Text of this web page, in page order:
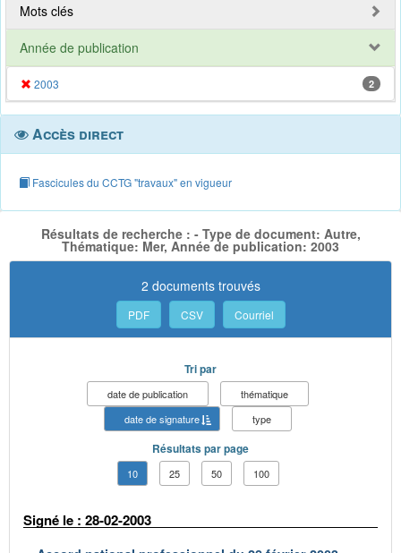
Mots clés
Année de publication
2003 2
Accès direct
Fascicules du CCTG "travaux" en vigueur
Résultats de recherche : - Type de document: Autre,
Thématique: Mer, Année de publication: 2003
2 documents trouvés
PDF CSV Courriel
Tri par
date de publication
thématique
date de signature
type
Résultats par page
10 25 50 100
Signé le : 28-02-2003